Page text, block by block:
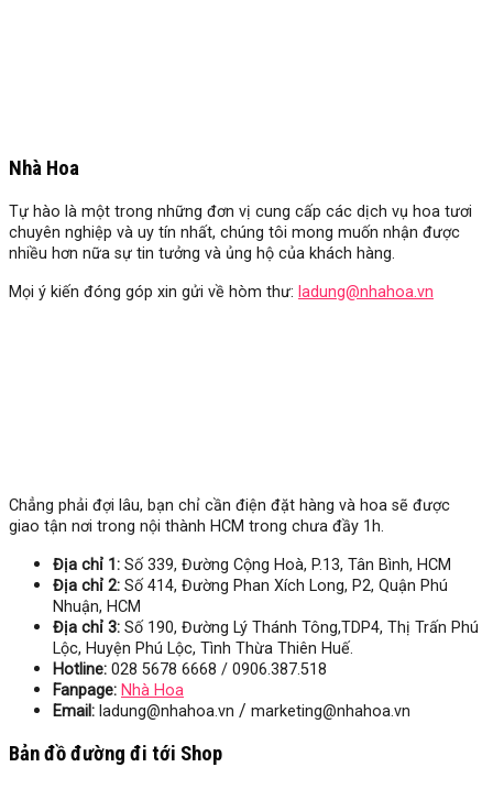
Nhà Hoa
Tự hào là một trong những đơn vị cung cấp các dịch vụ hoa tươi
chuyên nghiệp và uy tín nhất, chúng tôi mong muốn nhận được
nhiều hơn nữa sự tin tưởng và ủng hộ của khách hàng.
Mọi ý kiến đóng góp xin gửi về hòm thư: ladung@nhahoa.vn
Chẳng phải đợi lâu, bạn chỉ cần điện đặt hàng và hoa sẽ được
giao tận nơi trong nội thành HCM trong chưa đầy 1h.
Địa chỉ 1: Số 339, Đường Cộng Hoà, P.13, Tân Bình, HCM
Địa chỉ 2: Số 414, Đường Phan Xích Long, P2, Quận Phú
Nhuận, HCM
Địa chỉ 3: Số 190, Đường Lý Thánh Tông,TDP4, Thị Trấn Phú
Lộc, Huyện Phú Lộc, Tình Thừa Thiên Huế.
Hotline: 028 5678 6668 / 0906.387.518
Fanpage: Nhà Hoa
Email: ladung@nhahoa.vn / marketing@nhahoa.vn
Bản đồ đường đi tới Shop